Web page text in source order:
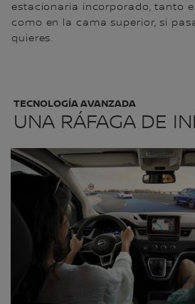
estacionaria incorporado, tanto
como en la cama superior, si
quieres.
UNA RÁFAGA DE
TECNOLOGÍA AVANZADA